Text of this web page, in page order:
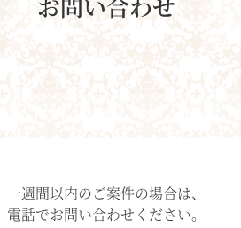
一週間以内のご案件の場合は、
電話でお問い合わせください。